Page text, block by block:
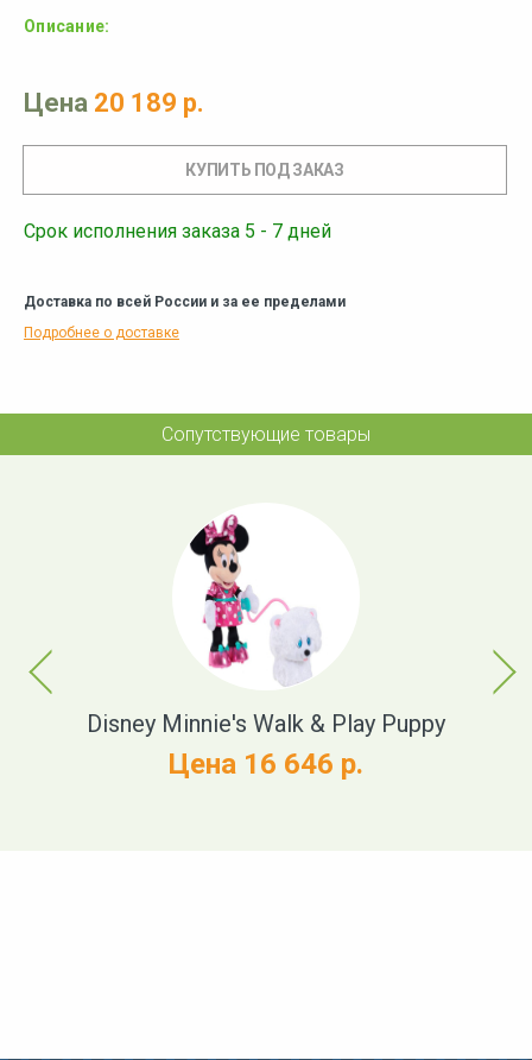
Описание:
Цена 20 189 р.
Срок исполнения заказа 5 - 7 дней
Доставка по всей России и за ее пределами
Подробнее о доставке
Сопутствующие товары
Previous
Disney Minnie's Walk & Play Puppy
Цена 16 646 р.
Next